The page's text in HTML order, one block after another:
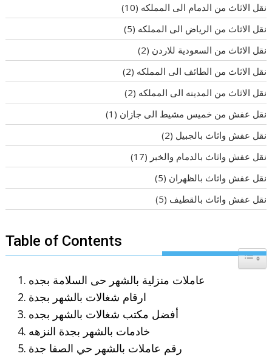
نقل الاثاث من الدمام الى المملكه (10)
نقل الاثاث من الرياض الى المملكه (5)
نقل الاثاث من السعودية للاردن (2)
نقل الاثاث من الطائف الى المملكه (2)
نقل الاثاث من المدينه الى المملكه (2)
نقل عفش من خميس مشيط الى جازان (1)
نقل عفش واثاث بالجبيل (2)
نقل عفش واثاث بالدمام والخبر (17)
نقل عفش واثاث بالظهران (5)
نقل عفش واثاث بالقطيف (5)
Table of Contents
Toggle
عاملات منزلية بالشهر حى السلامة بجده
ارقام شغالات بالشهر بجدة
أفضل مكتب شغالات بالشهر بجده
خادمات بالشهر بجدة النزهه
رقم عاملات بالشهر حي الصفا جدة